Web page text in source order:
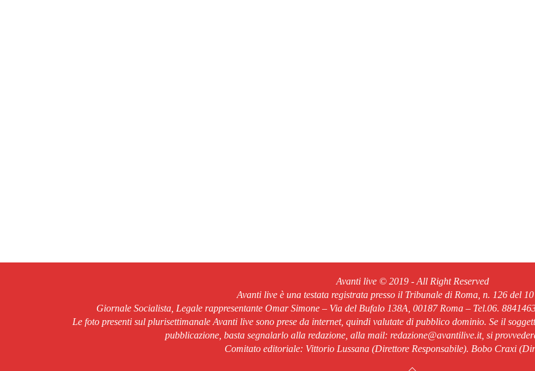
Avanti live © 2019 - All Right Reserved
Avanti live è una testata registrata presso il Tribunale di Roma, n. 126 del
Giornale Socialista, Legale rappresentante Omar Simone – Via del Bufalo 138A, 00187 Roma – Tel.06.
Le foto presenti sul plurisettimanale Avanti live sono prese da internet, quindi valutate di pubblico dominio. Se il
pubblicazione, basta segnalarlo alla redazione, alla mail: redazione@avantilive.it, si
Comitato editoriale: Vittorio Lussana (Direttore Responsabile). Bobo Craxi